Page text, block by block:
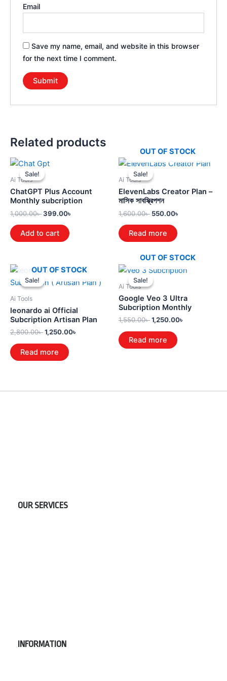
Email
Save my name, email, and website in this browser
for the next time I comment.
Related products
Sale!
Sale!
Ai Tools
ChatGPT Plus Account
Monthly subcription
1,000.00৳
Original
price
was:
1,000.00৳ .
399.00৳
399.00৳ .
Add to cart
Sale!
OUT OF STOCK
Sale!
Ai Tools
ElevenLabs Creator Plan –
মাসিক সাবস্ক্রিপশন
1,600.00৳
Original
was:
1,600.00৳ .
550.00৳
Current
550.00৳ .
Read more
Sale!
OUT OF STOCK
Sale!
Ai Tools
leonardo ai Official
Subcription Artisan Plan
2,800.00৳
Original
was:
1,250.00৳
Current
is:
Read more
Sale!
OUT OF STOCK
Sale!
Ai Tools
Google Veo 3 Ultra
Subcription Monthly
1,550.00৳
Original
was:
1,550.00৳ .
1,250.00৳
Current
Read more
OUR SERVICES
INFORMATION